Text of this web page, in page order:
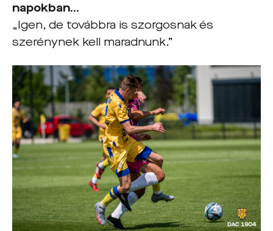
napokban…
„Igen, de továbbra is szorgosnak és
szerénynek kell maradnunk.”